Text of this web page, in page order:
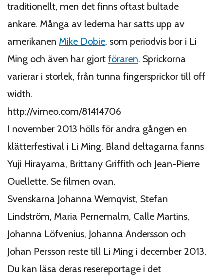
traditionellt, men det finns oftast bultade
ankare. Många av lederna har satts upp av
amerikanen Mike Dobie, som periodvis bor i Li
Ming och även har gjort föraren. Sprickorna
varierar i storlek, från tunna fingersprickor till off
width.
http://vimeo.com/81414706
I november 2013 hölls för andra gången en
klätterfestival i Li Ming. Bland deltagarna fanns
Yuji Hirayama, Brittany Griffith och Jean-Pierre
Ouellette. Se filmen ovan.
Svenskarna Johanna Wernqvist, Stefan
Lindström, Maria Pernemalm, Calle Martins,
Johanna Löfvenius, Johanna Andersson och
Johan Persson reste till Li Ming i december 2013.
Du kan läsa deras resereportage i det